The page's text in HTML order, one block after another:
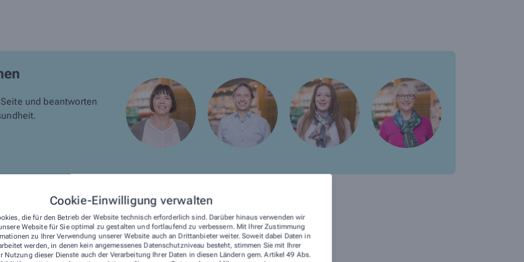
Cookie-Einwilligung verwalten
die für den Betrieb der Website technisch erforderlich sind. Darüber hinaus verwenden wir
Website für Sie optimal zu gestalten und fortlaufend zu verbessern. Mit Ihrer Zustimmung
zu Ihrer Verwendung unserer Website auch an Drittanbieter weiter. Soweit dabei Daten in
werden, in denen kein angemessenes Datenschutzniveau besteht, stimmen Sie mit Ihrer
Nutzung dieser Dienste auch der Verarbeitung Ihrer Daten in diesen Ländern gem. Artikel 49 Abs.
und beantworten
Leistungen, durch die wir Ihnen täglich zur Seite stehen.